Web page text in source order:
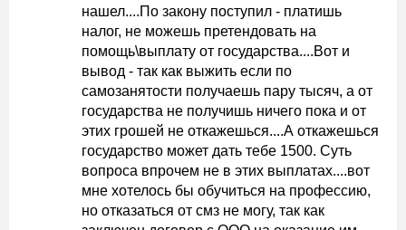
нашел....По закону поступил - платишь
налог, не можешь претендовать на
помощь\выплату от государства....Вот и
вывод - так как выжить если по
самозанятости получаешь пару тысяч, а от
государства не получишь ничего пока и от
этих грошей не откажешься....А откажешься
государство может дать тебе 1500. Суть
вопроса впрочем не в этих выплатах....вот
мне хотелось бы обучиться на профессию,
но отказаться от смз не могу, так как